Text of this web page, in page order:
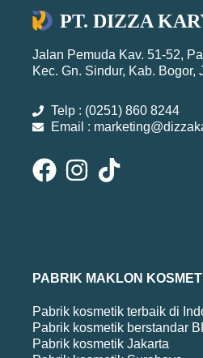
PT. DIZZA
Jalan Pemuda Kav. 51-52,
Kec. Gn. Sindur, Kab. Bogor,
Telp : (0251) 860 8244
Email :
PABRIK MAKLON
Pabrik kosmetik terbaik di
Pabrik kosmetik berstandar
Pabrik kosmetik Jakarta